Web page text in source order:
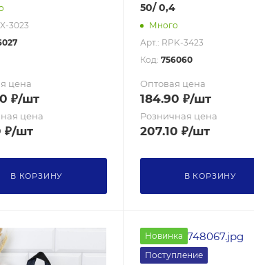
3023
цена
₽/шт
цена
₽/шт
В КОРЗИНУ
50/ 0,4
Много
Арт.: RPK-3423
Код: 756060
Оптовая цена
184.90 ₽/шт
Розничная цена
207.10 ₽/шт
В КОРЗИНУ
Новинка
Поступление